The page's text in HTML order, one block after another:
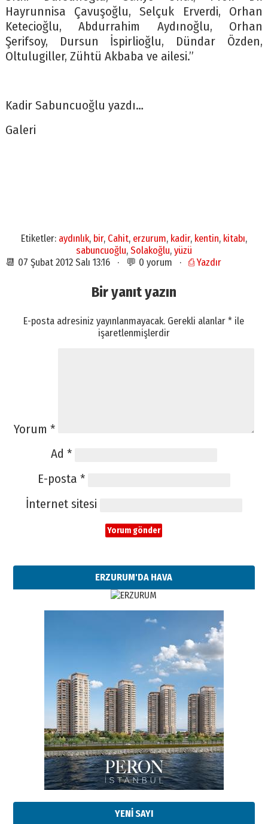
Hayrunnisa Çavuşoğlu, Selçuk Erverdi, Orhan
Ketecioğlu, Abdurrahim Aydınoğlu, Orhan
Şerifsoy, Dursun İspirlioğlu, Dündar Özden,
Oltulugiller, Zühtü Akbaba ve ailesi.”
Kadir Sabuncuoğlu yazdı…
Galeri
Etiketler: aydınlık, bir, Cahit, erzurum, kadir, kentin, kitabı,
sabuncuoğlu, Solakoğlu, yüzü
📆 07 Şubat 2012 Salı 13:16 · 💬 0 yorum · ⎙ Yazdır
Bir yanıt yazın
E-posta adresiniz yayınlanmayacak. Gerekli alanlar* ile
işaretlenmişlerdir
Yorum *
Ad *
E-posta *
İnternet sitesi
ERZURUM'DA HAVA
YENİ SAYI
Esat BİNDESEN
Başkan Sekmen’den Erzurum’a
bir vizyon proje daha!
02 Ağustos 2026 Pazar
Kadir SABUNCUOĞLU
Erzurumspor’un köşe taşları
29 Haziran 2026 Pazartesi
Kenan GÜLERCİ